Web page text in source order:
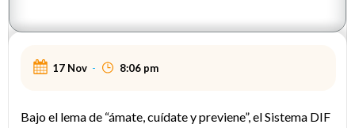
17 Nov - 8:06 pm
Bajo el lema de “ámate, cuídate y previene”, el Sistema DIF